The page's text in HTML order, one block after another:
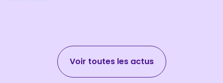
Voir toutes les actus